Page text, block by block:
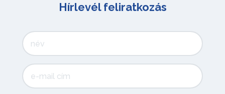
Hírlevél feliratkozás